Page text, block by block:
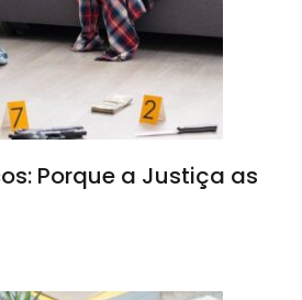
Porque a Justiça as